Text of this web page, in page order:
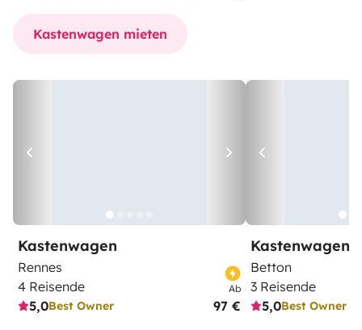
Kastenwagen mieten
Kastenwagen
Rennes
4 Reisende
5,0Best Owner
Ab
97 €
Kastenwagen
Betton
3 Reisende
5,0Best Owner